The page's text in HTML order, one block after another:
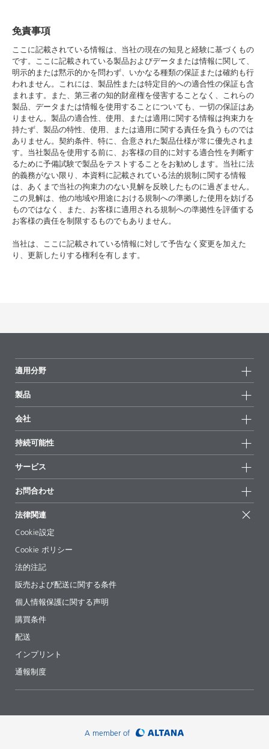
免責事項
ここに記載されている情報は、当社の現在の知見と経験に基づくもの
です。ここに記載されている製品およびデータまたは情報に関して、
明示的または黙示的かを問わず、いかなる種類の保証または確約も行
われません。これには、製品性または特定目的への適合性の保証も含
まれます。また、第三者の知的財産権を侵害することなく、これらの
製品、データまたは情報を使用することについても、一切の保証はあ
りません。製品の適合性、使用、または適用に関する情報は拘束力を
持たず、製品の特性、使用、または適用に関する責任を負うものでは
ありません。契約条件、特に、合意された製品仕様が常に優先されま
す。当社製品を使用する前に、お客様の目的に対する適合性を判断す
るために予備試験で製品をテストすることをお勧めします。当社に法
的義務がない限り、本資料に記載されている法的規制に関する情報
は、あくまで当社の拘束力のない見解を反映したものに過ぎません。
この見解は、他の地域や用途における規制への準拠した使用を妨げる
ものではなく、また、お客様に適用される規制への準拠性を評価する
お客様の責任を制限するものでもありません。
当社は、ここに記載されている情報に対して予告なく変更を加えた
り、更新したりする権利を有します。
適用分野
製品
全製品
ハイライト
会社
ニュース
拠点と販売代理店
展示会 & イベント
経営陣
持続可能性
持続可能な製品
サクセスストーリー
EcoVadis
証明書
サービス
配合の出発点
論文記事
ebooks(電子書籍)
法令情報
添加剤ガイドアプリ
ビデオ
ダウンロード
お問合わせ
法律関連
Cookie設定
Cookie ポリシー
法的注記
販売および配送に関する条件
個人情報保護に関する声明
購買条件
配送
インプリント
通報制度
A member of